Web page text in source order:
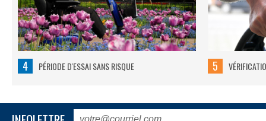
4 PÉRIODE D'ESSAI SANS RISQUE 5